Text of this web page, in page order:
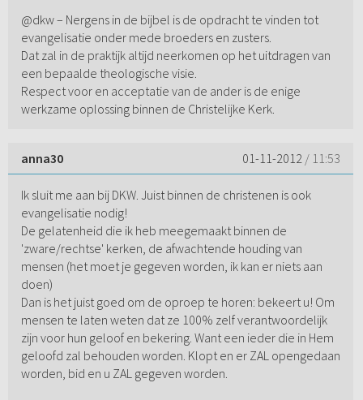
@dkw – Nergens in de bijbel is de opdracht te vinden tot
evangelisatie onder mede broeders en zusters.
Dat zal in de praktijk altijd neerkomen op het uitdragen van
een bepaalde theologische visie.
Respect voor en acceptatie van de ander is de enige
werkzame oplossing binnen de Christelijke Kerk.
anna30 01-11-2012 / 11:53
Ik sluit me aan bij DKW. Juist binnen de christenen is ook
evangelisatie nodig!
De gelatenheid die ik heb meegemaakt binnen de
'zware/rechtse' kerken, de afwachtende houding van
mensen (het moet je gegeven worden, ik kan er niets aan
doen)
Dan is het juist goed om de oproep te horen: bekeert u! Om
mensen te laten weten dat ze 100% zelf verantwoordelijk
zijn voor hun geloof en bekering. Want een ieder die in Hem
geloofd zal behouden worden. Klopt en er ZAL opengedaan
worden, bid en u ZAL gegeven worden.